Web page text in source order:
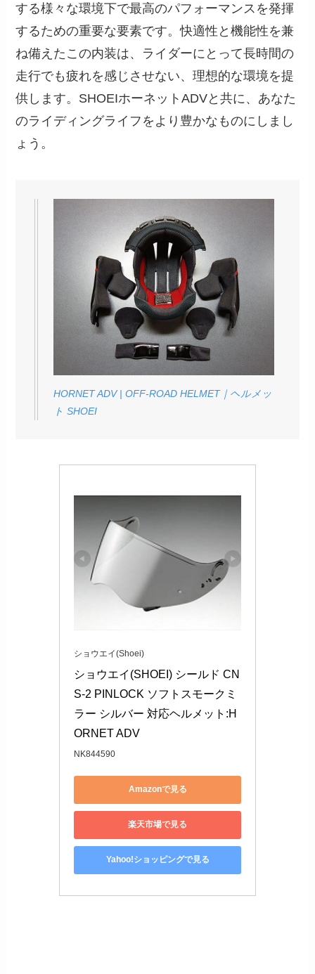
する様々な環境下で最高のパフォーマンスを発揮
するための重要な要素です。快適性と機能性を兼
ね備えたこの内装は、ライダーにとって長時間の
走行でも疲れを感じさせない、理想的な環境を提
供します。SHOEIホーネットADVと共に、あなた
のライディングライフをより豊かなものにしまし
ょう。
HORNET ADV | OFF-ROAD HELMET｜ヘルメッ
ト SHOEI
ショウエイ(Shoei)
ショウエイ(SHOEI) シールド CN
S-2 PINLOCK ソフトスモークミ
ラー シルバー 対応ヘルメット:H
ORNET ADV
NK844590
Amazonで見る
楽天市場で見る
Yahoo!ショッピングで見る